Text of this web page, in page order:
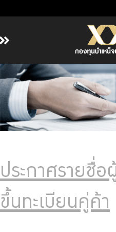
หน้าหลัก
เกี่ยวกับ กบข.
บริการสมาชิก
ลงทุน
การบริหารความเสี่ยง
รายงานผลการดำเนินงาน
ข่าวสารและกิจกรรม
ประกาศรายชื่อ
ขึ้นทะเบียนคู่ค้า